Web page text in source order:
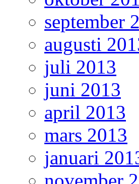
september
augusti
juli 2013
juni 2013
april 2013
mars 2013
januari